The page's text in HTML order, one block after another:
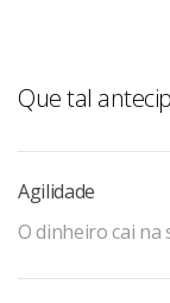
Que tal
Agilidade
O dinheiro cai na